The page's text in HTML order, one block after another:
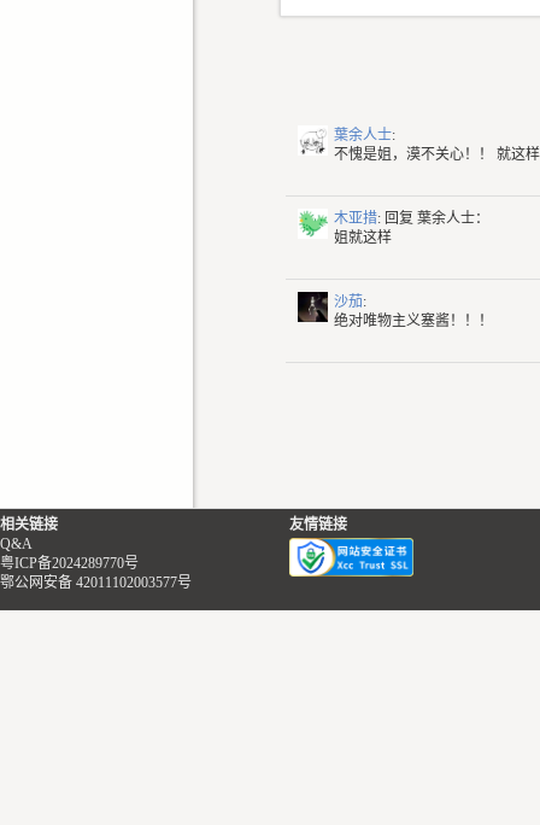
葉余人士:
不愧是姐，漠不关心！！ 就这
木亚措: 回复 葉余人士：
姐就这样
沙茄:
绝对唯物主义塞酱！！！
相关链接
Q&A
粤ICP备2024289770号
鄂公网安备 42011102003577号
友情链接